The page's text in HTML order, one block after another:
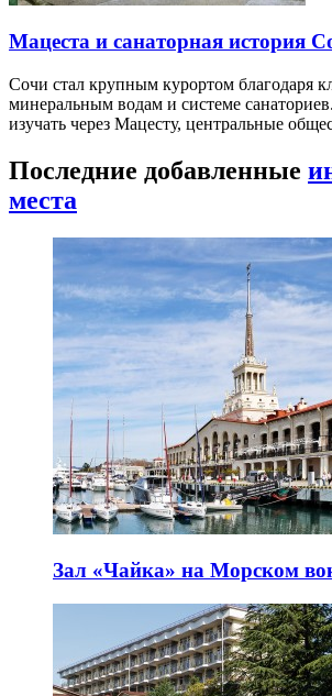
Мацеста и санаторная история
Сочи стал крупным курортом благодаря
минеральным водам и системе
изучать через Мацесту, центральные
Последние добавленные
места
Зал «Чайка» на Морском